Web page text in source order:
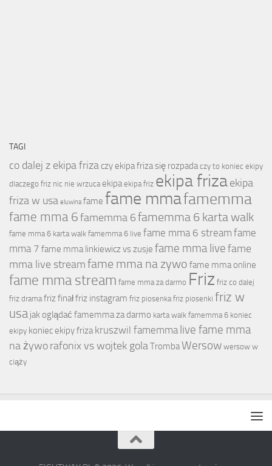
TAGI
co dalej z ekipa friza czy ekipa friza się rozpada czy to koniec ekipy
dlaczego friz nic nie wrzuca ekipa ekipa friz ekipa frizaekipa
friza w usa eluwina fame fame mmafamemma
fame mma 6famemma 6famemma 6 karta walk
fame mma 6 karta walk famemma 6 live fame mma 6 stream fame
mma 7 fame mma linkiewicz vs zusje fame mma livefame
mma live streamfame mma na zywo fame mma online
fame mma stream fame mma za darmo Friz friz co dalej
friz drama friz finałfriz instagram friz piosenka friz piosenki friz w
usa jak oglądać famemma za darmo karta walk famemma 6 koniec
ekipy koniec ekipy friza kruszwil famemma live fame mma
na żyworafonix vs wojtek golaTrombaWersow wersow w
ciąży